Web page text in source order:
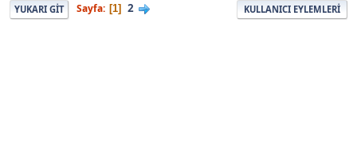
YUKARI GIT Sayfa 1 2 KULLANICI EYLEMLERI